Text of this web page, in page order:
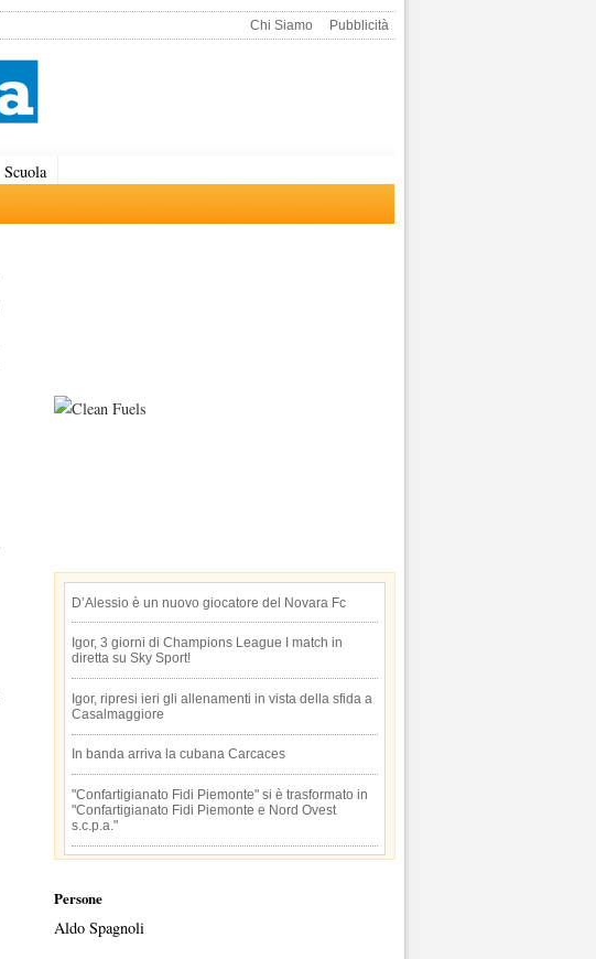
Chi Siamo Pubblicità
Scuola
D’Alessio è un nuovo giocatore del Novara Fc
Igor, 3 giorni di Champions League I match in
diretta su Sky Sport!
Igor, ripresi ieri gli allenamenti in vista della sfida a
Casalmaggiore
In banda arriva la cubana Carcaces
"Confartigianato Fidi Piemonte" si è trasformato in
"Confartigianato Fidi Piemonte e Nord Ovest
s.c.p.a."
Persone
Aldo Spagnoli